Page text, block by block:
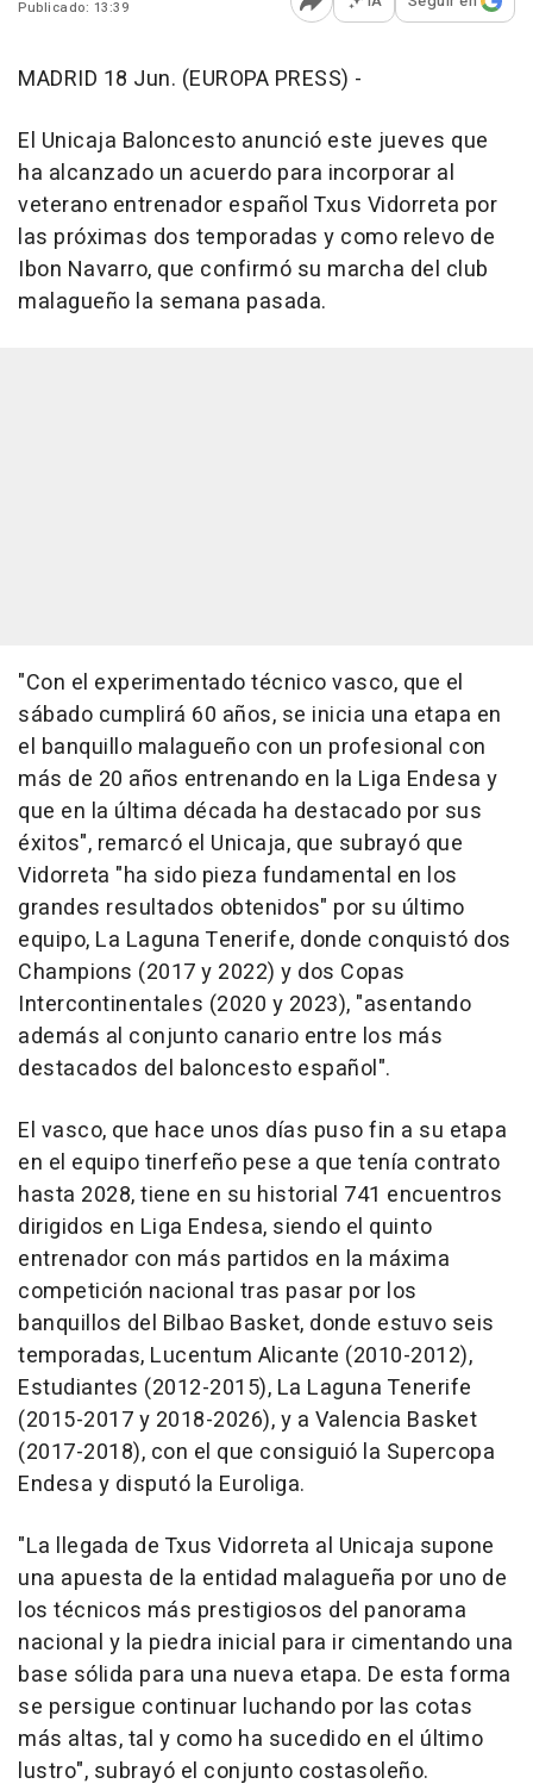
Publicado: 13:39
Abrir opciones para
MADRID 18 Jun. (EUROPA PRESS) -
El Unicaja Baloncesto anunció este jueves que
ha alcanzado un acuerdo para incorporar al
veterano entrenador español Txus Vidorreta por
las próximas dos temporadas y como relevo de
Ibon Navarro, que confirmó su marcha del club
malagueño la semana pasada.
"Con el experimentado técnico vasco, que el
sábado cumplirá 60 años, se inicia una etapa en
el banquillo malagueño con un profesional con
más de 20 años entrenando en la Liga Endesa y
que en la última década ha destacado por sus
éxitos", remarcó el Unicaja, que subrayó que
Vidorreta "ha sido pieza fundamental en los
grandes resultados obtenidos" por su último
equipo, La Laguna Tenerife, donde conquistó dos
Champions (2017 y 2022) y dos Copas
Intercontinentales (2020 y 2023), "asentando
además al conjunto canario entre los más
destacados del baloncesto español".
El vasco, que hace unos días puso fin a su etapa
en el equipo tinerfeño pese a que tenía contrato
hasta 2028, tiene en su historial 741 encuentros
dirigidos en Liga Endesa, siendo el quinto
entrenador con más partidos en la máxima
competición nacional tras pasar por los
banquillos del Bilbao Basket, donde estuvo seis
temporadas, Lucentum Alicante (2010-2012),
Estudiantes (2012-2015), La Laguna Tenerife
(2015-2017 y 2018-2026), y a Valencia Basket
(2017-2018), con el que consiguió la Supercopa
Endesa y disputó la Euroliga.
"La llegada de Txus Vidorreta al Unicaja supone
una apuesta de la entidad malagueña por uno de
los técnicos más prestigiosos del panorama
nacional y la piedra inicial para ir cimentando una
base sólida para una nueva etapa. De esta forma
se persigue continuar luchando por las cotas
más altas, tal y como ha sucedido en el último
lustro", subrayó el conjunto costasoleño.